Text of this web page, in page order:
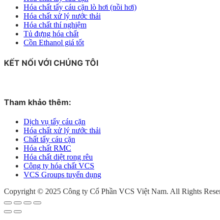
Hóa chất tẩy cáu cặn lò hơi (nồi hơi)
Hóa chất xử lý nước thải
Hóa chất thí nghiệm
Tủ đựng hóa chất
Cồn Ethanol giá tốt
KẾT NỐI VỚI CHÚNG TÔI
Tham khảo thêm:
Dịch vụ tẩy cáu cặn
Hóa chất xử lý nước thải
Chất tẩy cáu cặn
Hóa chất RMC
Hóa chất diệt rong rêu
Công ty hóa chất VCS
VCS Groups tuyển dụng
Copyright © 2025 Công ty Cổ Phần VCS Việt Nam. All Rights